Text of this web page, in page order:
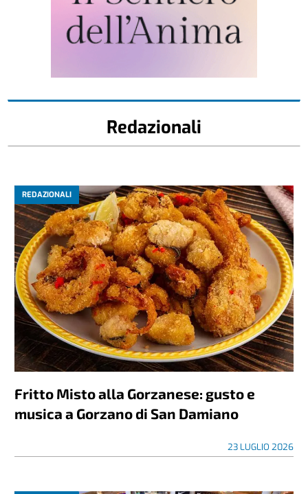
Redazionali
REDAZIONALI
Fritto Misto alla Gorzanese: gusto e
musica a Gorzano di San Damiano
23 LUGLIO 2026